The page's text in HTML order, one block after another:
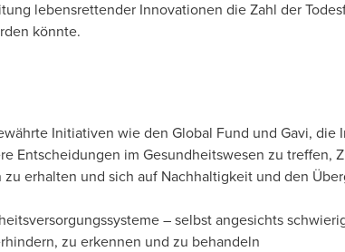
lebensrettender Innovationen die Zahl der
könnte.
Initiativen wie den Global Fund und Gavi, die
Entscheidungen im Gesundheitswesen zu treffen,
erhalten und sich auf Nachhaltigkeit und den
– selbst angesichts
zu erkennen und zu behandeln